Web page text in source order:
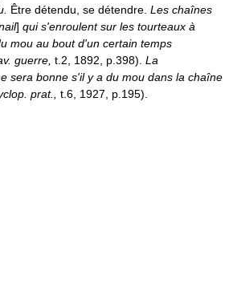
Être détendu, se détendre. Les chaînes
] qui s'enroulent sur les tourteaux à
mou au bout d'un certain temps
guerre, t.2, 1892, p.398). La
sera bonne s'il y a du mou dans la chaîne
prat., t.6, 1927, p.195).